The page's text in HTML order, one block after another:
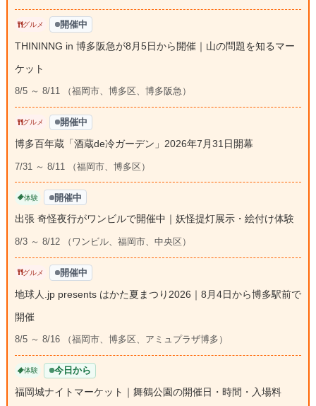
グルメ 開催中
THININNG in 博多阪急が8月5日から開催｜山の問題を知るマー
ケット
8/5 ～ 8/11 （福岡市、博多区、博多阪急）
グルメ 開催中
博多百年蔵「酒蔵de冷ガーデン」2026年7月31日開幕
7/31 ～ 8/11 （福岡市、博多区）
体験 開催中
出張 奇怪夜行がワンビルで開催中｜妖怪提灯展示・絵付け体験
8/3 ～ 8/12 （ワンビル、福岡市、中央区）
グルメ 開催中
地球人.jp presents はかた夏まつり2026｜8月4日から博多駅前で
開催
8/5 ～ 8/16 （福岡市、博多区、アミュプラザ博多）
体験 今日から
福岡城ナイトマーケット｜舞鶴公園の開催日・時間・入場料